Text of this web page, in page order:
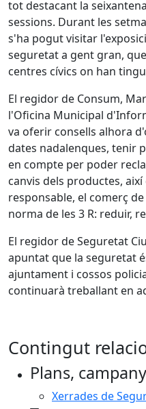
tot destacant la
sessions. Durant les
s'ha pogut visitar
seguretat a gent gran,
centres cívics on han
El regidor de Consum,
l'Oficina Municipal
va oferir consells alhora
dates nadalenques, tenir
en compte per poder
canvis dels productes,
responsable, el comerç
norma de les 3 R: reduir,
El regidor de Seguretat
apuntat que la seguretat
ajuntament i cossos
continuarà treballant en
Contingut
Plans,
Xerrades de